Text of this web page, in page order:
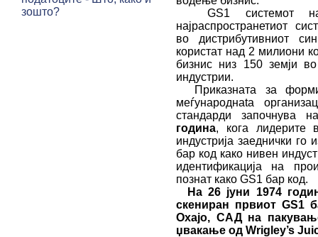
зошто?
GS1 системот
најраспространетиот
во дистрибутивниот
користат над 2 милиони
бизнис низ 150 земји
индустрии.
Приказната за
меѓународнаta
стандарди започнува
година, кога лидерите
индустрија заеднички го
бар код како нивен
идентификација на
познат како GS1 бар код.
На 26 јуни 1974
скениран првиот GS1
Охајо, САД на
џвакање од Wrigley’s